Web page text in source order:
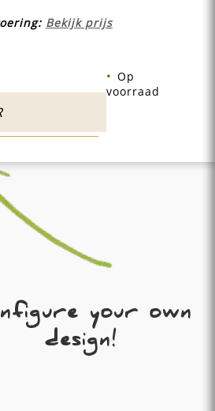
Bekijk prijs
Op
voorraad
your own
design!